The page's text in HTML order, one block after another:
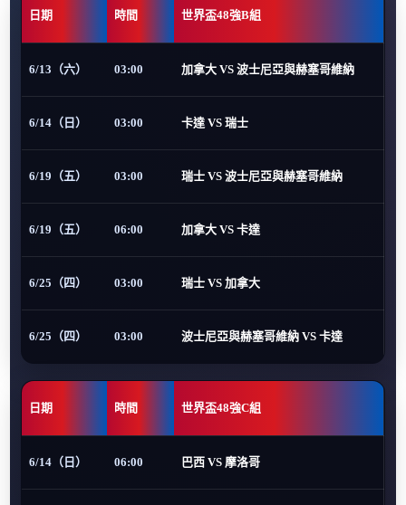
日期 時間 世界盃48強B組
6/13（六） 03:00 加拿大 VS 波士尼亞與赫塞哥維納
6/14（日） 03:00 卡達 VS 瑞士
6/19（五） 03:00 瑞士 VS 波士尼亞與赫塞哥維納
6/19（五） 06:00 加拿大 VS 卡達
6/25（四） 03:00 瑞士 VS 加拿大
6/25（四） 03:00 波士尼亞與赫塞哥維納 VS 卡達
日期 時間 世界盃48強C組
6/14（日） 06:00 巴西 VS 摩洛哥